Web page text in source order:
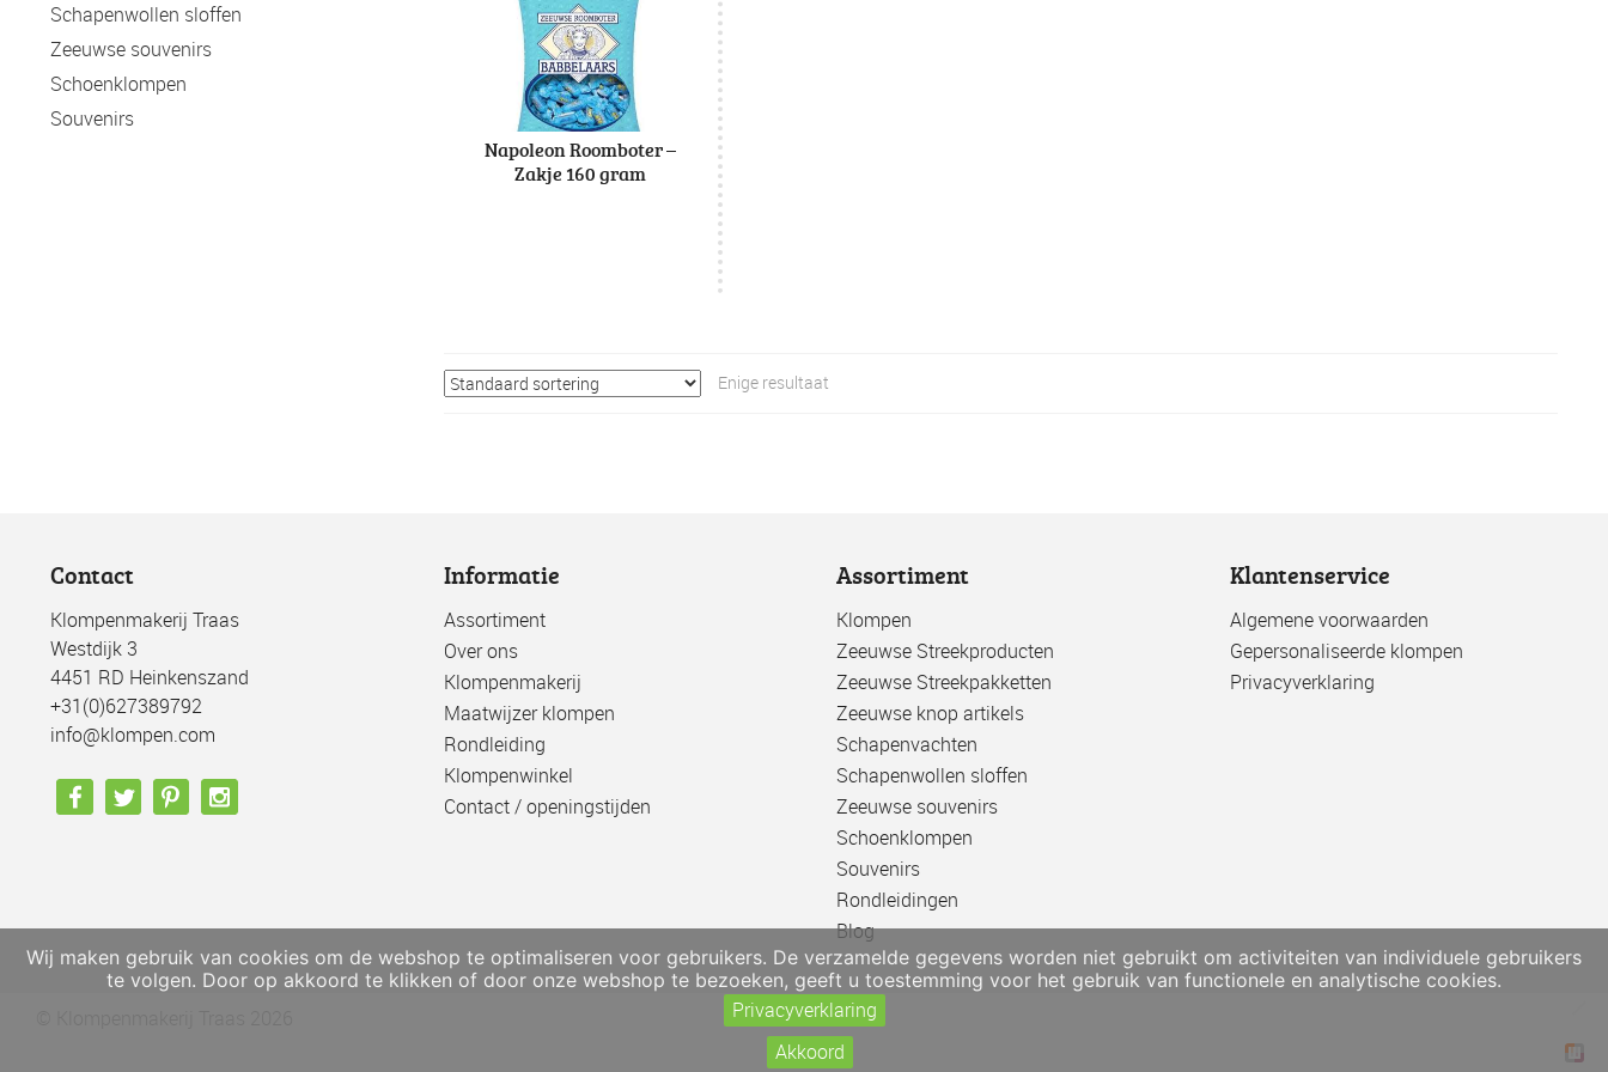
Napoleon Roomboter –
Zakje 160 gram
Enige resultaat
Schapenwollen sloffen
Zeeuwse souvenirs
Schoenklompen
Souvenirs
Contact
Klompenmakerij Traas
Westdijk 3
4451 RD Heinkenszand
+31(0)627389792
info@klompen.com
Informatie
Assortiment
Over ons
Klompenmakerij
Maatwijzer klompen
Rondleiding
Klompenwinkel
Contact / openingstijden
Assortiment
Klompen
Zeeuwse Streekproducten
Zeeuwse Streekpakketten
Zeeuwse knop artikels
Schapenvachten
Schapenwollen sloffen
Zeeuwse souvenirs
Schoenklompen
Souvenirs
Rondleidingen
Blog
Klantenservice
Algemene voorwaarden
Gepersonaliseerde klompen
Privacyverklaring
Wij maken gebruik van cookies om de webshop te optimaliseren voor gebruikers. De verzamelde gegevens worden niet gebruikt om activiteiten van individuele gebruikers
te volgen. Door op akkoord te klikken of door onze webshop te bezoeken, geeft u toestemming voor het gebruik van functionele en analytische cookies.
Privacyverklaring
Akkoord